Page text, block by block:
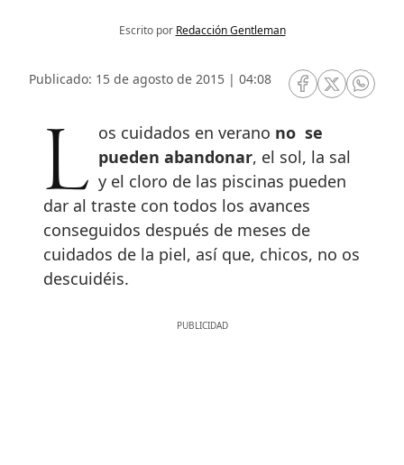
Escrito por Redacción Gentleman
Publicado: 15 de agosto de 2015 | 04:08
RRSS Facebook
RRSSRRSS
Los cuidados en verano no se
pueden abandonar, el sol, la sal
y el cloro de las piscinas pueden
dar al traste con todos los avances
conseguidos después de meses de
cuidados de la piel, así que, chicos, no os
descuidéis.